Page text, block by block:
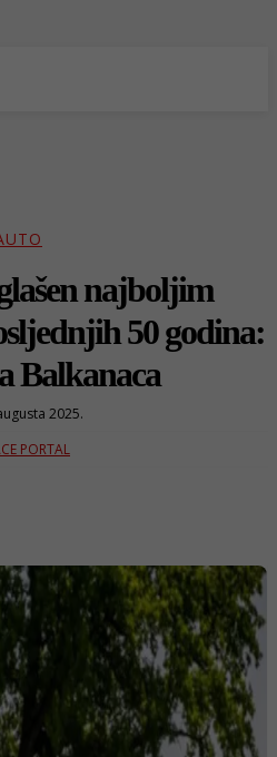
najboljim
50 godina:
Balkanaca
2025.
PORTAL